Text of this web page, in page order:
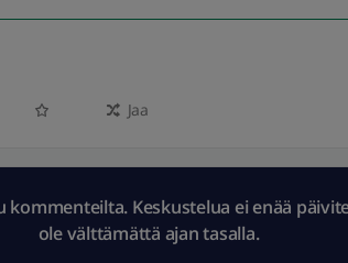
Jaa
kommenteilta. Keskustelua ei enää
ole välttämättä ajan tasalla.